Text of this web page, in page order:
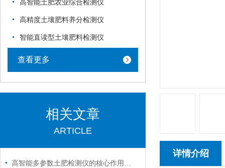
高智能土肥农业综合检测仪
高精度土壤肥料养分检测仪
智能直读型土壤肥料检测仪
查看更多
相关文章
ARTICLE
高智能多参数土肥检测仪的核心作用有这四点
详情介绍